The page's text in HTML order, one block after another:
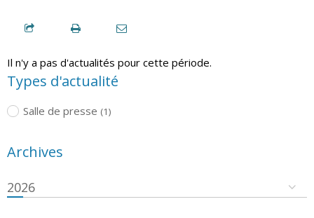
Il n'y a pas d'actualités pour cette période.
Types d'actualité
Salle de presse (1)
Archives
2026